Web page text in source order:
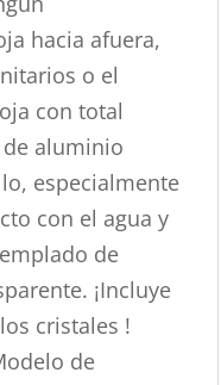
hacia afuera,
o el
con total
aluminio
especialmente
con el agua y
de
¡Incluye
cristales !
de